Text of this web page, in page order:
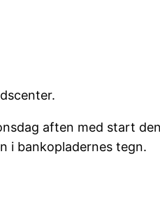
aften med start
i bankopladernes tegn.